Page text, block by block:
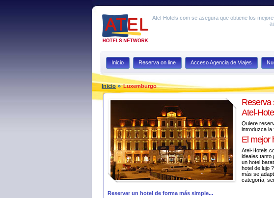
Atel-Hotels.com se asegura que obtiene los
Inicio Reserva on line Acceso Agencia de Viajes
Inicio Luxemburgo
Reserva
Atel-
Quiere
introduzca la
El mejor
Atel-
ideales tanto
un hotel
hotel de lujo
más se
categoría,
Reservar un hotel de forma más simple...